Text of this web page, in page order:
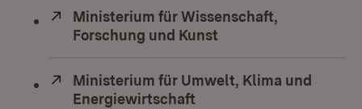
Extern:
Ministerium für Wissenschaft,
Forschung und Kunst
Extern:
Ministerium für Umwelt, Klima und
Energiewirtschaft